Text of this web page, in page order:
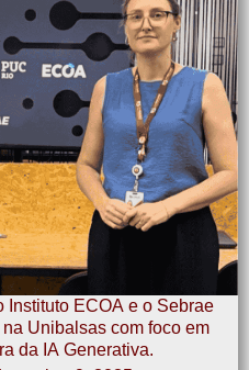
Instituto ECOA e o Sebrae
Unibalsas com foco em
da IA Generativa.